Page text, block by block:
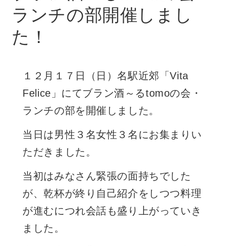
ランチの部開催しまし
た！
１２月１７日（日）名駅近郊「Vita
Felice」にてブラン酒～るtomoの会・
ランチの部を開催しました。
当日は男性３名女性３名にお集まりい
ただきました。
当初はみなさん緊張の面持ちでした
が、乾杯が終り自己紹介をしつつ料理
が進むにつれ会話も盛り上がっていき
ました。